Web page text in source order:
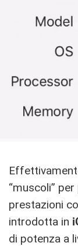
“muscoli”
prestazioni
introdotta in
di potenza a